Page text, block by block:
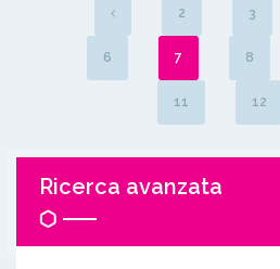
2 3
6 7 8
11 12
Ricerca avanzata